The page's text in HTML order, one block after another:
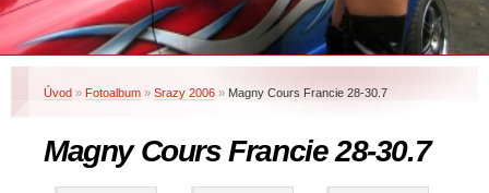
Úvod » Fotoalbum » Srazy 2006 » Magny Cours Francie 28-30.7
Magny Cours Francie 28-30.7